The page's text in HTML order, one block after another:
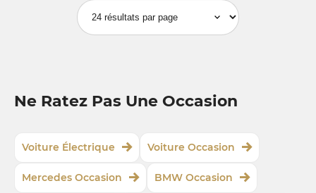
Ne Ratez Pas Une Occasion
Voiture Électrique Voiture Occasion
Mercedes Occasion BMW Occasion